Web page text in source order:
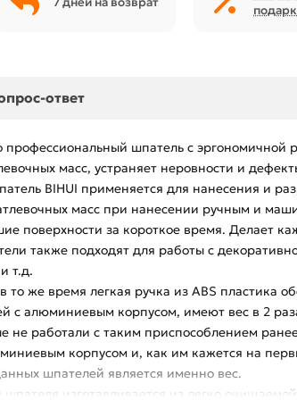
ответ
шпатель с
масс, устраняет неровности и
BIHUI применяется для нанесения и
масс при нанесении ручным и
поверхности за короткое время. Делает
также подходят для работы с
т.д.
же время легкая ручка из ABS пластика
с алюминиевым корпусом, имеют вес в 2
не работали с таким приспособлением
корпусом и, как им кажется на
шпателей является именно вес.
шпателя изготавливается из легко